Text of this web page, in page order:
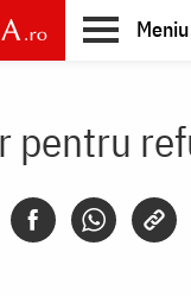
Meniu
pentru